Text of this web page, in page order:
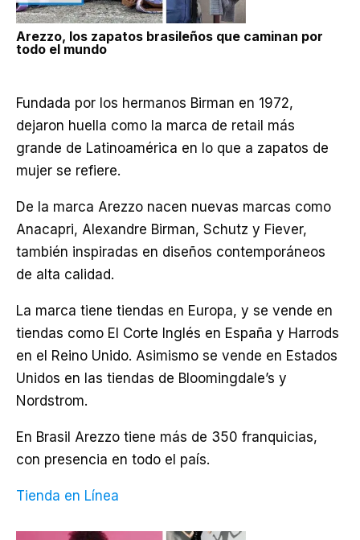
Arezzo, los zapatos brasileños que caminan por
todo el mundo
Fundada por los hermanos Birman en 1972,
dejaron huella como la marca de retail más
grande de Latinoamérica en lo que a zapatos de
mujer se refiere.
De la marca Arezzo nacen nuevas marcas como
Anacapri, Alexandre Birman, Schutz y Fiever,
también inspiradas en diseños contemporáneos
de alta calidad.
La marca tiene tiendas en Europa, y se vende en
tiendas como El Corte Inglés en España y Harrods
en el Reino Unido. Asimismo se vende en Estados
Unidos en las tiendas de Bloomingdale’s y
Nordstrom.
En Brasil Arezzo tiene más de 350 franquicias,
con presencia en todo el país.
Tienda en Línea